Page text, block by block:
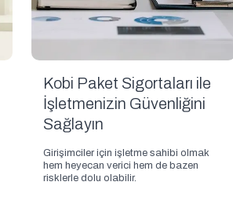
Kobi Paket Sigortaları ile
İşletmenizin Güvenliğini
Sağlayın
Girişimciler için işletme sahibi olmak
hem heyecan verici hem de bazen
risklerle dolu olabilir.